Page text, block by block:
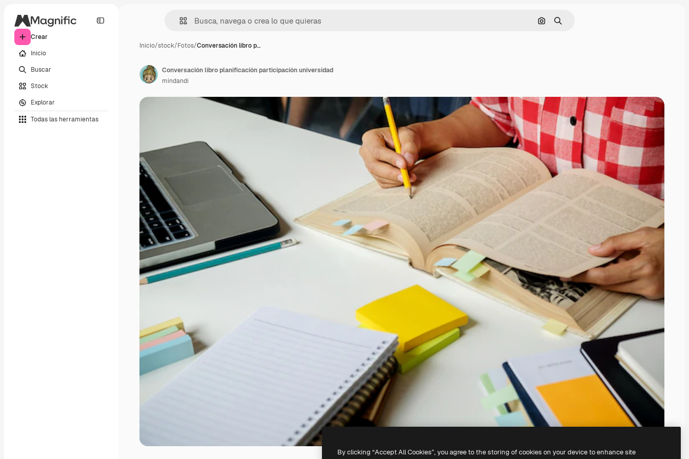
Crear
Inicio
Buscar
Stock
Explorar
Todas las herramientas
Buscar por imagen
Buscar
Inicio/stock/Fotos/Conversación libro p…
Conversación libro planificación participación universidad
mindandi
By clicking “Accept All Cookies”, you agree to the storing of cookies on your device to enhance site